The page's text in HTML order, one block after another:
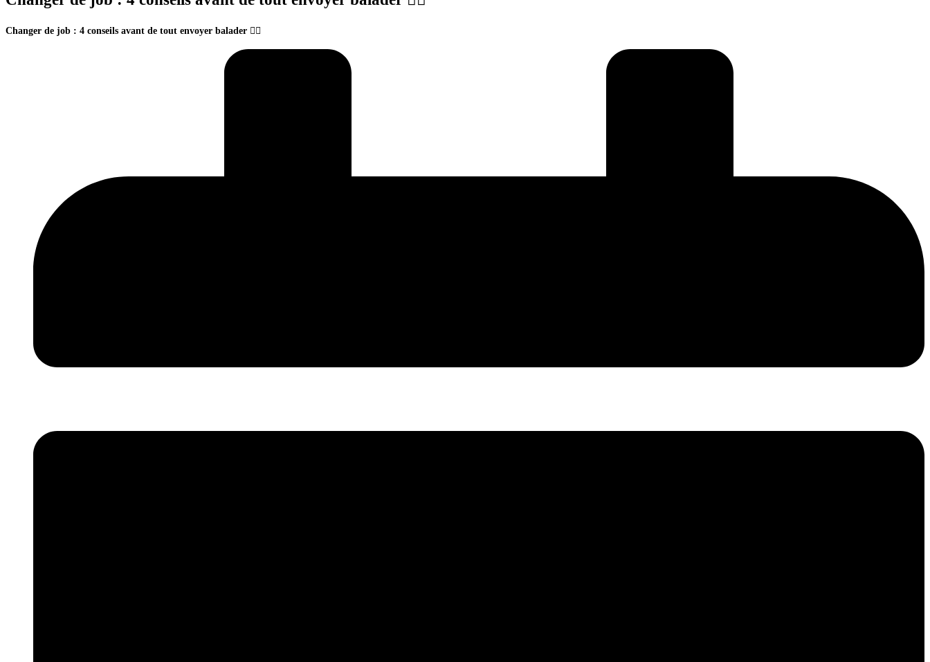
Changer de job : 4 conseils avant de tout envoyer balader 🤷‍♀️